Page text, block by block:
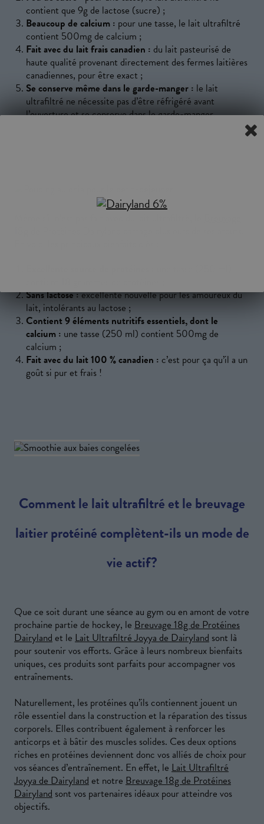
contient que 9g de lactose (sucre) ;
Beaucoup de calcium : pour une tasse, le lait ultrafiltré
contient 500mg de calcium ;
Fait avec du lait frais canadien : du lait pasteurisé de
haute qualité provenant directement des fermes laitières
canadiennes, pour être exact ;
Se conserve même dans le garde-manger : le lait
ultrafiltré ne nécessite pas d’être réfrigéré avant
l’ouverture et se conserve dans le garde-manger.
Sans lactose :excellente nouvelle pour les amoureux du
lait, intolérants au lactose ;
Contient 9 éléments nutritifs essentiels, dont le
calcium : une tasse (250 ml) contient 500mg de
calcium ;
Fait avec du lait 100 % canadien : c’est pour ça qu’il a un
goût si pur et frais !
Comment le lait ultrafiltré et le breuvage
laitier protéiné complètent-ils un mode de
vie actif?
Que ce soit durant une séance au gym ou en amont de votre
prochaine partie de hockey, le Breuvage 18g de Protéines
Dairyland et le Lait Ultrafiltré Joyya de Dairyland sont là
pour soutenir vos efforts. Grâce à leurs nombreux bienfaits
uniques, ces produits sont parfaits pour accompagner vos
entraînements.
Naturellement, les protéines qu’ils contiennent jouent un
rôle essentiel dans la construction et la réparation des tissus
corporels. Elles contribuent également à renforcer les
anticorps et à bâtir des muscles solides. Ces deux options
riches en protéines deviennent donc vos alliés de choix pour
vos séances d’entraînement. En effet, le Lait Ultrafiltré
Joyya de Dairyland et notre Breuvage 18g de Protéines
Dairyland sont vos partenaires idéaux pour atteindre vos
objectifs.